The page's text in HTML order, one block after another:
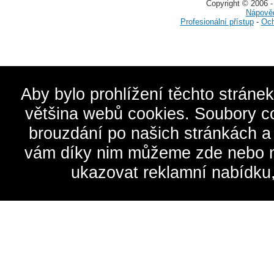
Copyright © 2006
Profesionální přístup-
Aby bylo prohlížení těchto
většina webů cookies. Soubory
brouzdání po našich stránkách
vám díky nim můžeme zde
ukazovat reklamní